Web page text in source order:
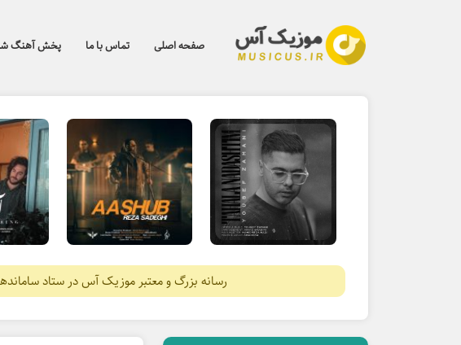
صفحه اصلی تماس با ما پخش آهنگ
رسانه بزرگ و معتبر موزیک آس در ستاد